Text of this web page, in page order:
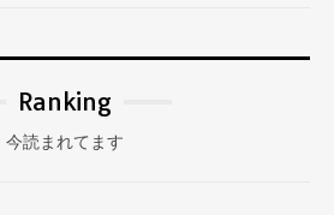
Ranking
今読まれてます